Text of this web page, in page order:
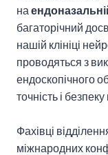
на
багаторічний
нашій клініці
проводяться з
ендоскопічного
точність і
Фахівці
міжнародних